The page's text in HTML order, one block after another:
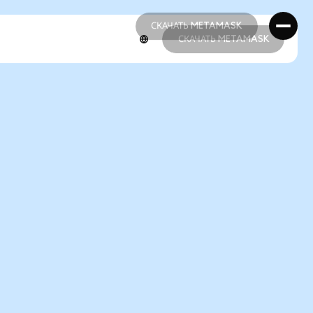
СКАЧАТЬ METAMASK
СКАЧАТЬ METAMASK
СКАЧАТЬ METAMASK